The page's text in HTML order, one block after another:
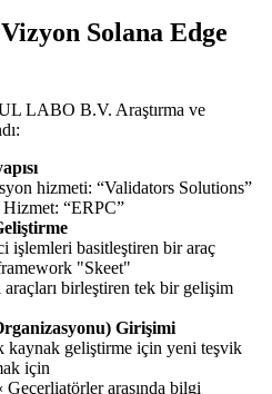
Solana Edge
LABO B.V. Araştırma ve
hizmeti: “Validators Solutions”
“ERPC”
işlemleri basitleştiren bir araç
"Skeet"
birleştiren tek bir gelişim
Girişimi
kaynak geliştirme için yeni teşvik
için
arasında bilgi